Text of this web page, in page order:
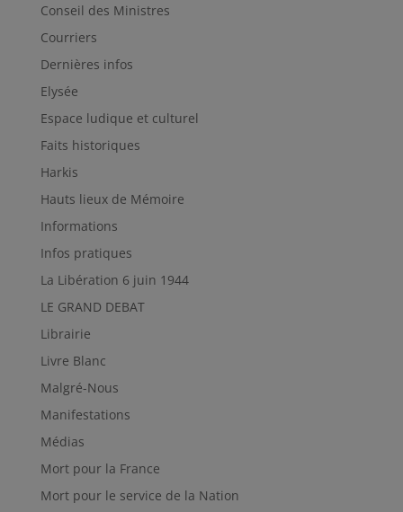
Conseil des Ministres
Courriers
Dernières infos
Elysée
Espace ludique et culturel
Faits historiques
Harkis
Hauts lieux de Mémoire
Informations
Infos pratiques
La Libération 6 juin 1944
LE GRAND DEBAT
Librairie
Livre Blanc
Malgré-Nous
Manifestations
Médias
Mort pour la France
Mort pour le service de la Nation